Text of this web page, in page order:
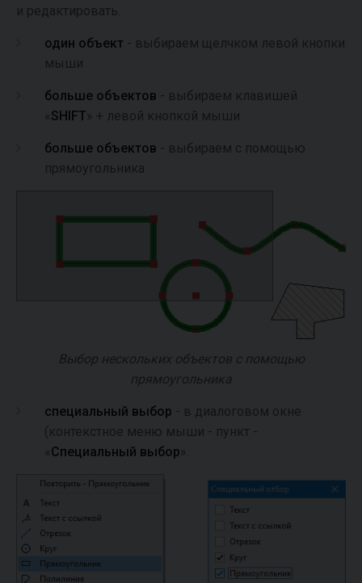
и редактировать.
один объект - выбираем щелчком левой кнопки
мыши
больше объектов - выбираем клавишей
« SHIFT » + левой кнопкой мыши
больше объектов - выбираем с помощью
прямоугольника
Выбор нескольких объектов с помощью
прямоугольника
специальный выбор - в диалоговом окне
(контекстное меню мыши - пункт -
« Специальный выбор ».